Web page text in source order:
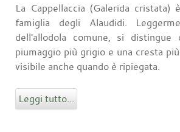
La Cappellaccia (Galerida cristata)
famiglia degli Alaudidi.
dell'allodola comune, si
piumaggio più grigio e una cresta
visibile anche quando è ripiegata.
Leggi tutto...